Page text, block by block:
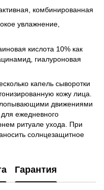
комбинированная
увлажнение,
кислота 10% как
гиалуроновая
капель сыворотки
кожу лица.
движениями
ежедневного
ритуале ухода. При
солнцезащитное
Гарантия